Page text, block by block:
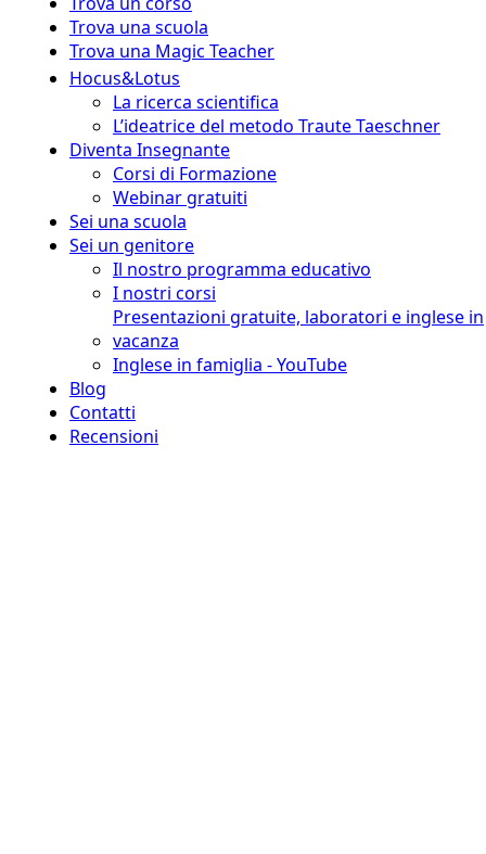
Trova una scuola
Trova una Magic Teacher
Hocus&Lotus
La ricerca scientifica
L’ideatrice del metodo Traute Taeschner
Diventa Insegnante
Corsi di Formazione
Webinar gratuiti
Sei una scuola
Sei un genitore
Il nostro programma educativo
I nostri corsi
Presentazioni gratuite, laboratori e inglese in
vacanza
Inglese in famiglia - YouTube
Blog
Contatti
Recensioni